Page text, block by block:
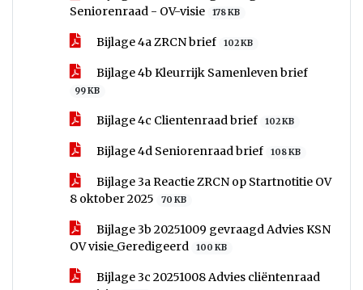
Seniorenraad - OV-visie
178 KB
Bijlage 4a ZRCN brief 102 KB
Bijlage 4b Kleurrijk Samenleven brief
99 KB
Bijlage 4c Clientenraad brief 102 KB
Bijlage 4d Seniorenraad brief 108 KB
Bijlage 3a Reactie ZRCN op Startnotitie OV
8 oktober 2025
70 KB
Bijlage 3b 20251009 gevraagd Advies KSN
OV visie_Geredigeerd
100 KB
Bijlage 3c 20251008 Advies cliëntenraad